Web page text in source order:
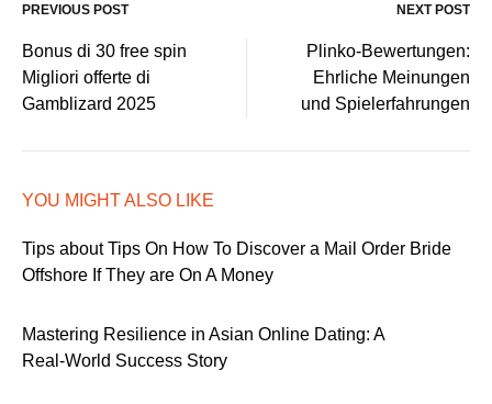
Post
navigation
PREVIOUS POST NEXT POST
Bonus di 30 free spin ️
Migliori offerte di
Gamblizard 2025
Plinko-Bewertungen:
Ehrliche Meinungen
und Spielerfahrungen
YOU MIGHT ALSO LIKE
Tips about Tips On How To Discover a Mail Order Bride
Offshore If They are On A Money
Mastering Resilience in Asian Online Dating: A
Real‑World Success Story